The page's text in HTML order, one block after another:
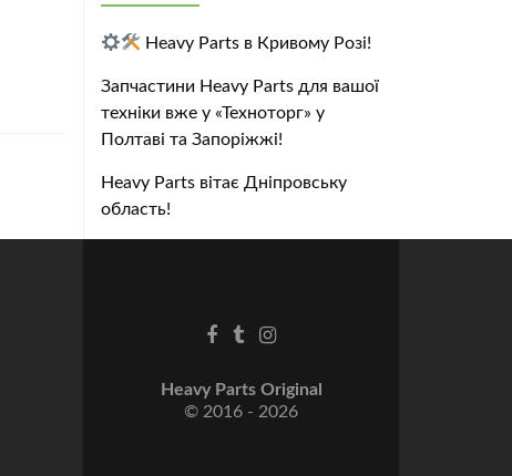
Heavy Parts в Кривому Розі!
Запчастини Heavy Parts для вашої
техніки вже у «Техноторг» у
Полтаві та Запоріжжі!
Heavy Parts вітає Дніпровську
область!
Heavy Parts Original
© 2016 - 2026